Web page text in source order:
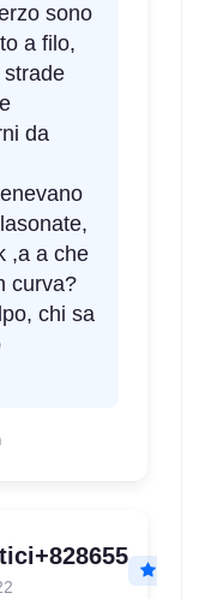
sono
a filo,
da
,a a che
curva?
chi sa